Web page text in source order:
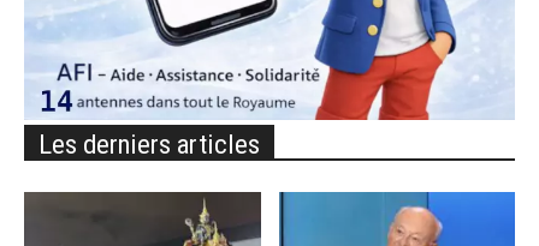
Les derniers articles